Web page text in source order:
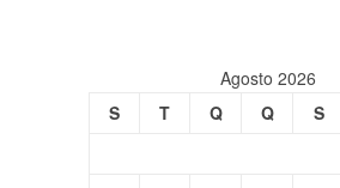
Agosto 2026
S
T Q Q S